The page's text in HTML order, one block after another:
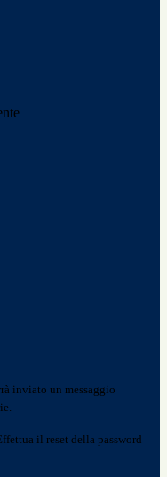
inviato un messaggio
il reset della password